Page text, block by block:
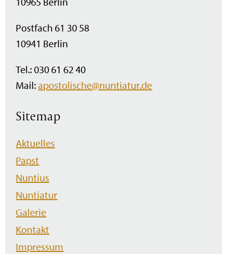
Postfach 61 30 58
10941 Berlin
Tel.: 030 61 62 40
Mail:apostolische@nuntiatur.de
Sitemap
Navigation
überspringen
Aktuelles
Papst
Nuntius
Nuntiatur
Galerie
Kontakt
Impressum